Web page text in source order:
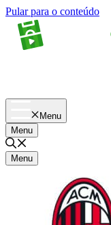
Pular para o conteúdo
Menu
Menu
Menu